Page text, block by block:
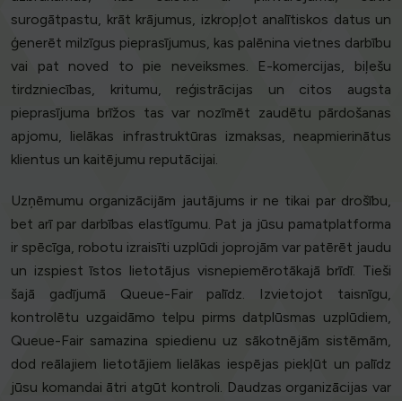
surogātpastu, krāt krājumus, izkropļot analītiskos datus un
ģenerēt milzīgus pieprasījumus, kas palēnina vietnes darbību
vai pat noved to pie neveiksmes. E-komercijas, biļešu
tirdzniecības, kritumu, reģistrācijas un citos augsta
pieprasījuma brīžos tas var nozīmēt zaudētu pārdošanas
apjomu, lielākas infrastruktūras izmaksas, neapmierinātus
klientus un kaitējumu reputācijai.
Uzņēmumu organizācijām jautājums ir ne tikai par drošību,
bet arī par darbības elastīgumu. Pat ja jūsu pamatplatforma
ir spēcīga, robotu izraisīti uzplūdi joprojām var patērēt jaudu
un izspiest īstos lietotājus visnepiemērotākajā brīdī. Tieši
šajā gadījumā Queue-Fair palīdz. Izvietojot taisnīgu,
kontrolētu uzgaidāmo telpu pirms datplūsmas uzplūdiem,
Queue-Fair samazina spiedienu uz sākotnējām sistēmām,
dod reālajiem lietotājiem lielākas iespējas piekļūt un palīdz
jūsu komandai ātri atgūt kontroli. Daudzas organizācijas var